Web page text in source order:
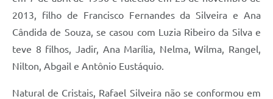
2013, filho de Francisco Fernandes da Silveira e Ana
Cândida de Souza, se casou com Luzia Ribeiro da Silva e
teve 8 filhos, Jadir, Ana Marília, Nelma, Wilma, Rangel,
Nilton, Abgail e Antônio Eustáquio.
Natural de Cristais, Rafael Silveira não se conformou em